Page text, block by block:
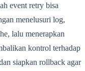
event retry bisa
menelusuri log,
lalu menerapkan
kontrol terhadap
siapkan rollback agar